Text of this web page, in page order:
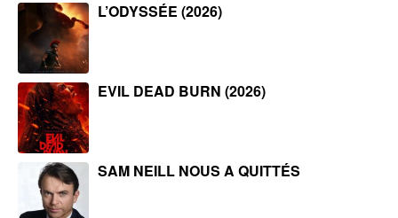
L’ODYSSÉE (2026)
EVIL DEAD BURN (2026)
SAM NEILL NOUS A QUITTÉS